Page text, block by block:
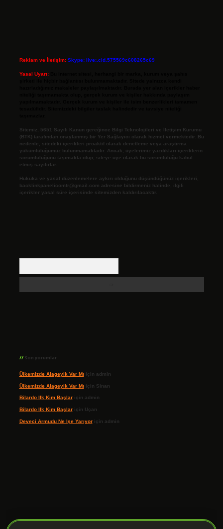
Reklam ve İletişim: Skype: live:.cid.575569c608265c69
Yasal Uyarı:
Sitemiz, 5651 Sayılı Kanun gereğince Bilgi Teknolojileri ve İletişim Kurumu
(BTK) tarafından onaylanmış bir Yer Sağlayıcı olarak hizmet vermektedir. Bu
nedenle, sitedeki içerikleri proaktif olarak denetleme veya araştırma
yükümlülüğümüz bulunmamaktadır. Ancak, üyelerimiz yazdıkları içeriklerin
sorumluluğunu taşımakta olup, siteye üye olarak bu sorumluluğu kabul
etmiş sayılırlar.
Hukuka ve yasal düzenlemelere aykırı olduğunu düşündüğünüz içerikleri,
backlinkpanelicomtr@gmail.com adresine bildirmeniz halinde, ilgili
içerikler yasal süre içerisinde sitemizden kaldırılacaktır.
Son yorumlar
Ülkemizde Alageyik Var Mı için admin
Ülkemizde Alageyik Var Mı için Sinan
Bilardo Ilk Kim Başlariçin admin
Bilardo Ilk Kim Başlariçin Uçan
Deveci Armudu Ne Işe Yarıyoriçin admin